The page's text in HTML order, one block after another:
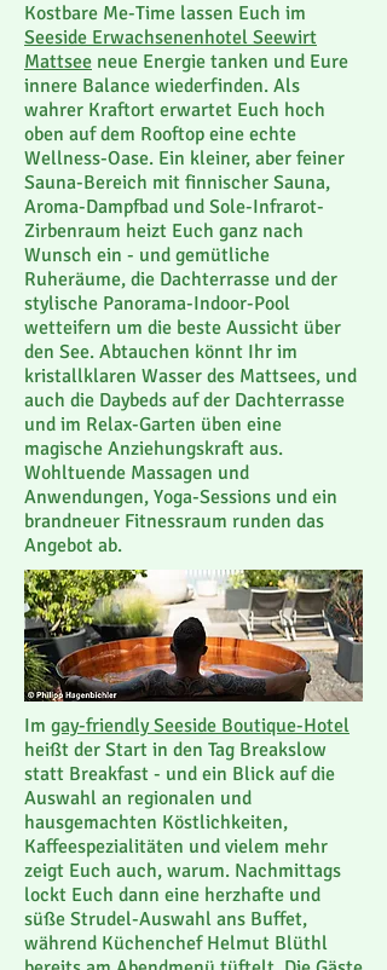
Kostbare Me-Time lassen Euch im
Seeside Erwachsenenhotel Seewirt
Mattsee neue Energie tanken und Eure
innere Balance wiederfinden. Als
wahrer Kraftort erwartet Euch hoch
oben auf dem Rooftop eine echte
Wellness-Oase. Ein kleiner, aber feiner
Sauna-Bereich mit finnischer Sauna,
Aroma-Dampfbad und Sole-Infrarot-
Zirbenraum heizt Euch ganz nach
Wunsch ein - und gemütliche
Ruheräume, die Dachterrasse und der
stylische Panorama-Indoor-Pool
wetteifern um die beste Aussicht über
den See. Abtauchen könnt Ihr im
kristallklaren Wasser des Mattsees, und
auch die Daybeds auf der Dachterrasse
und im Relax-Garten üben eine
magische Anziehungskraft aus.
Wohltuende Massagen und
Anwendungen, Yoga-Sessions und ein
brandneuer Fitnessraum runden das
Angebot ab.
Im gay-friendly Seeside Boutique-Hotel
heißt der Start in den Tag Breakslow
statt Breakfast - und ein Blick auf die
Auswahl an regionalen und
hausgemachten Köstlichkeiten,
Kaffeespezialitäten und vielem mehr
zeigt Euch auch, warum. Nachmittags
lockt Euch dann eine herzhafte und
süße Strudel-Auswahl ans Buffet,
während Küchenchef Helmut Blüthl